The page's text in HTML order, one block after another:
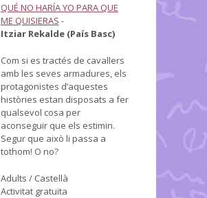
QUÉ NO HARÍA YO PARA QUE
ME QUISIERAS -
Itziar Rekalde (País Basc)
Com si es tractés de cavallers
amb les seves armadures, els
protagonistes d’aquestes
històries estan disposats a fer
qualsevol cosa per
aconseguir que els estimin.
Segur que això li passa a
tothom! O no?
Adults / Castellà
Activitat gratuïta